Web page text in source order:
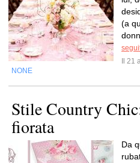
(a
Il
NONE
Stile Country
fiorata
Da